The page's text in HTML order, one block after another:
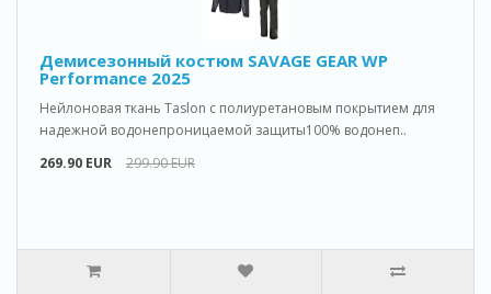
Демисезонный костюм SAVAGE GEAR WP
Performance 2025
Нейлоновая ткань Taslon с полиуретановым покрытием для
надежной водонепроницаемой защиты100% водонеп..
269.90 EUR
299.90 EUR